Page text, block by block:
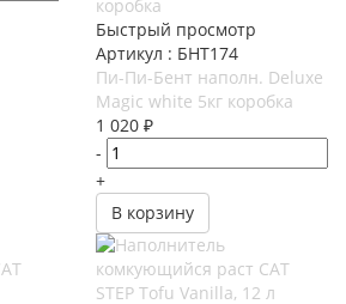
Быстрый просмотр
Артикул : БНТ174
Пи-Пи-Бент наполн. Deluxe
Magic white 5кг коробка
1 020 ₽
-
+
В корзину